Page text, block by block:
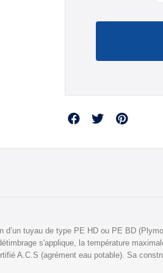
Partager
tuyau de type PE HD ou PE BD
s'applique, la température
A.C.S (agrément eau potable). Sa